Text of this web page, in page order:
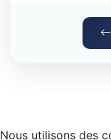
Nous utilisons des